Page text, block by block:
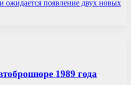
ожидается появление двух новых
1989 года